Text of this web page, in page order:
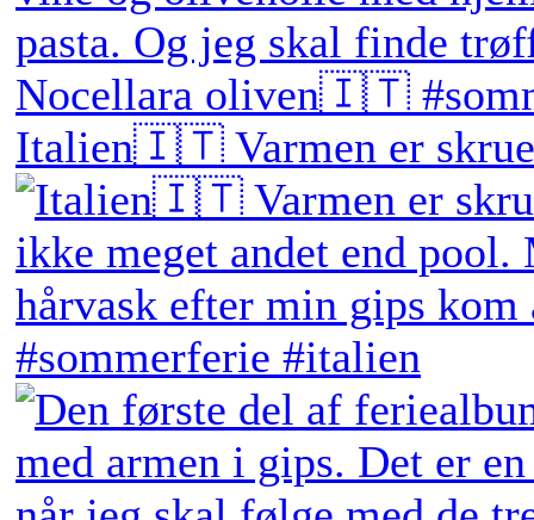
Italien🇮🇹 Varmen er